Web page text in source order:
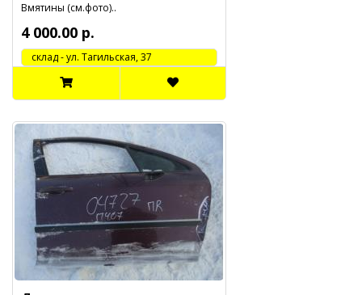
Вмятины (см.фото)..
4 000.00 р.
cклад - ул. Тагильская, 37